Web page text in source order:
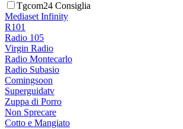
Tgcom24 Consiglia
Mediaset Infinity
R101
Radio 105
Virgin Radio
Radio Montecarlo
Radio Subasio
Comingsoon
Superguidatv
Zuppa di Porro
Non Sprecare
Cotto e Mangiato